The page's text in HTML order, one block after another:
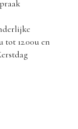
tot 12.00u en